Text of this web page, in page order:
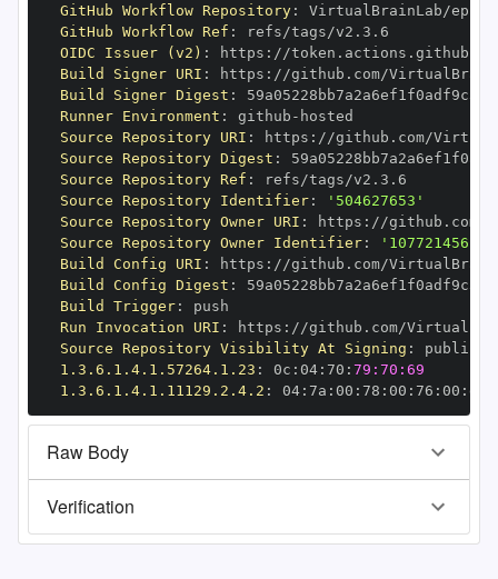
GitHub Workflow Repository: VirtualBrainLab/ephys
GitHub Workflow Ref :
OIDC Issuer (v2) : https :
Build Signer URI : https : //github.com/
Build Signer Digest :
Runner Environment : github -
Source Repository URI : https : //github.com/
Source Repository Digest :
Source Repository Ref :
Source Repository Identifier:
'504627653'
Source Repository Owner URI : https :
Source Repository Owner Identifier:
'107721456'
Build Config URI : https : //github.com/
Build Config Digest :
Build Trigger:
Run Invocation URI : https : //github.com/
Source Repository Visibility At Signing :
1.3.6.1.4.1.57264.1.23 : 0c : 04: 70 : 79:70:69
1.3.6.1.4.1.11129.2.4.2 : 04: 7a : 00 : 78 : 00 : 76 : 00 : dd
Raw Body
Verification